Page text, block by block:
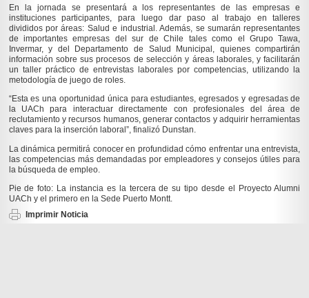
En la jornada se presentará a los representantes de las empresas e
instituciones participantes, para luego dar paso al trabajo en talleres
divididos por áreas: Salud e industrial. Además, se sumarán representantes
de importantes empresas del sur de Chile tales como el Grupo Tawa,
Invermar, y del Departamento de Salud Municipal, quienes compartirán
información sobre sus procesos de selección y áreas laborales, y facilitarán
un taller práctico de entrevistas laborales por competencias, utilizando la
metodología de juego de roles.
“Esta es una oportunidad única para estudiantes, egresados y egresadas de
la UACh para interactuar directamente con profesionales del área de
reclutamiento y recursos humanos, generar contactos y adquirir herramientas
claves para la inserción laboral”, finalizó Dunstan.
La dinámica permitirá conocer en profundidad cómo enfrentar una entrevista,
las competencias más demandadas por empleadores y consejos útiles para
la búsqueda de empleo.
Pie de foto: La instancia es la tercera de su tipo desde el Proyecto Alumni
UACh y el primero en la Sede Puerto Montt.
Imprimir Noticia